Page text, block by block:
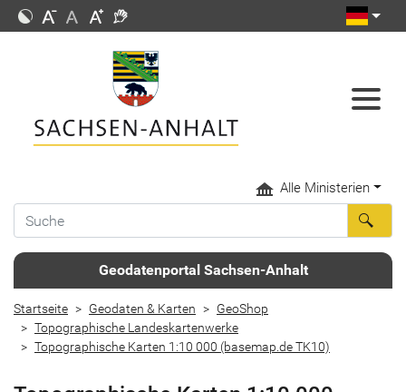
Alle Ministerien
Geodatenportal Sachsen-Anhalt
Startseite Geodaten & Karten
GeoShop
Topographische Landeskartenwerke
Topographische Karten 1:10 000 (basemap.de TK10)